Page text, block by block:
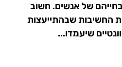
של אנשים. חשוב
החשיבות שבהתייעצות
שיעמדו...